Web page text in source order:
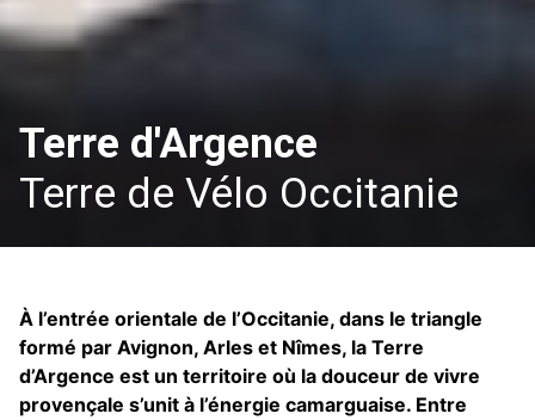
Terre d'Argence
Terre de Vélo Occitanie
À l’entrée orientale de l’Occitanie, dans le triangle
formé par Avignon, Arles et Nîmes, la Terre
d’Argence est un territoire où la douceur de vivre
provençale s’unit à l’énergie camarguaise. Entre